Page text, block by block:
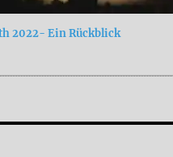
2022- Ein Rückblick